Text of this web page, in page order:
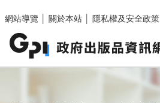
網站導覽
關於本站 隱私權及安全政策